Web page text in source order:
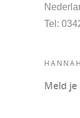
Tel :
Meld